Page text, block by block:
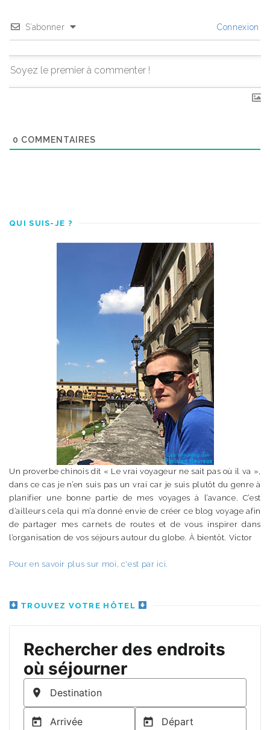
S’abonner Connexion
0 COMMENTAIRES
QUI SUIS-JE ?
Un proverbe chinois dit « Le vrai voyageur ne sait pas où il va »,
dans ce cas je n’en suis pas un vrai car je suis plutôt du genre à
planifier une bonne partie de mes voyages à l’avance. C’est
d’ailleurs cela qui m’a donné envie de créer ce blog voyage afin
de partager mes carnets de routes et de vous inspirer dans
l’organisation de vos séjours autour du globe. À bientôt. Victor
Pour en savoir plus sur moi, c'est par ici.
TROUVEZ VOTRE HÔTEL